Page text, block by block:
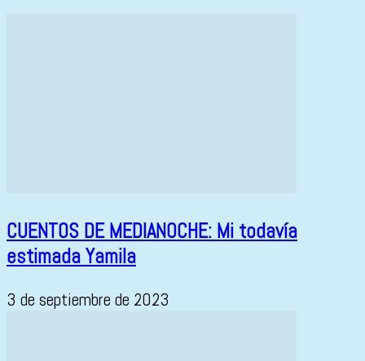
CUENTOS DE MEDIANOCHE: Mi todavía
estimada Yamila
3 de septiembre de 2023